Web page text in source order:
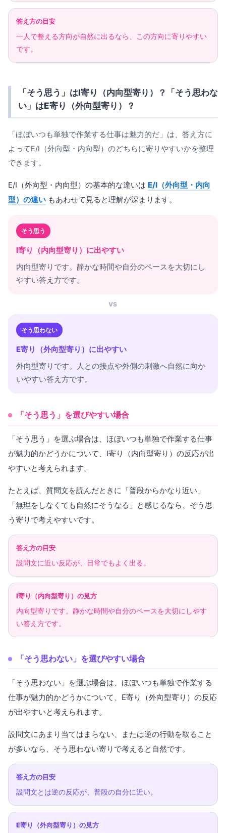
答え方の目安
一人で整える方向が自然に出るなら、この方向に寄りやすい
です。
「そう思う」はI寄り（内向型寄り）？「そう思わな
い」はE寄り（外向型寄り）？
「ほぼいつも単独で作業する仕事は魅力的だ」は、答え方に
よってE/I（外向型・内向型）のどちらに寄りやすいかを整理
できます。
E/I（外向型・内向型）の基本的な違いは E/I（外向型・内向
型）の違い もあわせて見ると理解が深まります。
そう思う
I寄り（内向型寄り）に出やすい
内向型寄りです。静かな時間や自分のペースを大切にし
やすい答え方です。
VS
そう思わない
E寄り（外向型寄り）に出やすい
外向型寄りです。人との接点や外側の刺激へ自然に向か
いやすい答え方です。
「そう思う」を選びやすい場合
「そう思う」を選ぶ場合は、ほぼいつも単独で作業する仕事
が魅力的かどうかについて、I寄り（内向型寄り）の反応が出
やすいと考えられます。
たとえば、質問文を読んだときに「普段からかなり近い」
「無理をしなくても自然にそうなる」と感じるなら、そう思
う寄りで考えやすいです。
答え方の目安
設問文に近い反応が、日常でもよく出る。
I寄り（内向型寄り）の見方
内向型寄りです。静かな時間や自分のペースを大切にしやす
い答え方です。
「そう思わない」を選びやすい場合
「そう思わない」を選ぶ場合は、ほぼいつも単独で作業する
仕事が魅力的かどうかについて、E寄り（外向型寄り）の反応
が出やすいと考えられます。
設問文にあまり当てはまらない、または逆の行動を取ること
が多いなら、そう思わない寄りで考えると自然です。
答え方の目安
設問文とは逆の反応が、普段の自分に近い。
E寄り（外向型寄り）の見方